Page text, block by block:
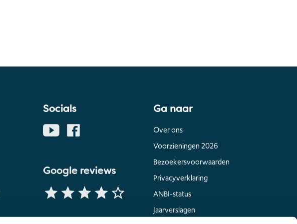
Socials
Google reviews
Ga naar
Over ons
Voorzieningen 2026
Bezoekersvoorwaarden
Privacyverklaring
ANBI-status
Jaarverslagen